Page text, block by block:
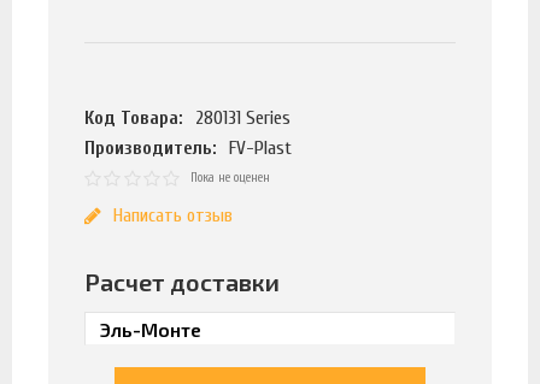
Код Товара:
280131 Series
Производитель:
FV-Plast
Пока не оценен
Написать отзыв
Расчет доставки